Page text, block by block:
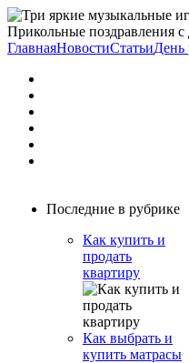
Прикольные поздравления
ГлавнаяНовостиСтатьиДень
Последние в рубрике
Как купить и
продать
квартиру
Как выбрать и
купить матрасы